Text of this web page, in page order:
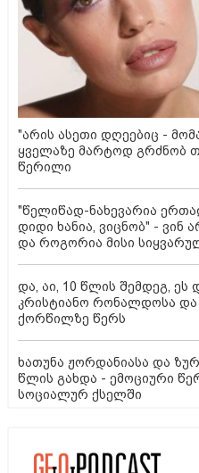
"არის ასეთი დღეებიც -
ყველაზე მარტოდ გრძნობ
წერილი
"წელიწად-ნახევარია
დიდი ხანია, ვიცნობ" - ვინ
და როგორია მისი
და, აი, 10 წლის შემდეგ, ეს
კრისტიანო რონალდოსა
ქორწილზე წერს
ხათუნა ჟორდანიასა და
წლის გახდა - ემოციური
სოციალურ ქსელში